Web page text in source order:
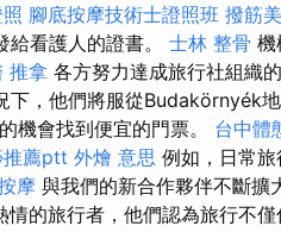
腳底按摩技術士證照班 撥筋
看護人的證書。 士林 整骨 機
推拿 各方努力達成旅行社組織
下，他們將服從Budakörnyék地
機會找到便宜的門票。 台中體
推薦ptt 外燴 意思 例如，日常
摩 與我們的新合作夥伴不斷擴
情的旅行者，他們認為旅行不僅